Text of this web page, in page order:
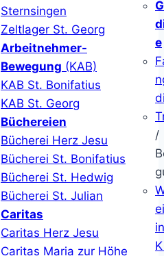
Sternsingen
Zeltlager St. Georg
Arbeitnehmer-
Bewegung (KAB)
KAB St. Bonifatius
KAB St. Georg
Büchereien
Bücherei Herz Jesu
Bücherei St. Bonifatius
Bücherei St. Hedwig
Bücherei St. Julian
Caritas
Caritas Herz Jesu
Caritas Maria zur Höhe
e
/